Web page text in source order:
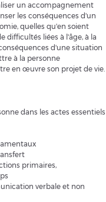
un accompagnement
les conséquences d'un
quelles qu'en soient
difficultés liées à l'âge, à la
d'une situation
à la personne
en œuvre son projet de vie.
dans les actes essentiels
primaires,
verbale et non